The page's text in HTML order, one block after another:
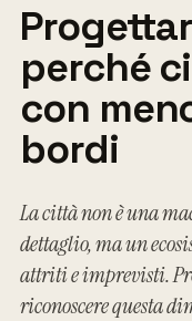
perché
con
bordi
La città non è una
dettaglio, ma un
attriti e imprevisti.
riconoscere questa